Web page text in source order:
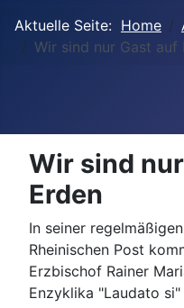
Aktuelle Seite: Home
Wir sind nur Gast auf
Wir sind
Erden
In seiner
Rheinischen Post
Erzbischof Rainer
Enzyklika "Laudato